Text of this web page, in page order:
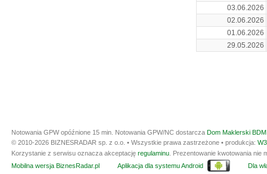
03.06.2026
02.06.2026
01.06.2026
29.05.2026
Notowania GPW opóźnione 15 min. Notowania GPW/NC dostarcza Dom Maklerski
© 2010-2026 BIZNESRADAR sp. z o.o. • Wszystkie prawa zastrzeżone • produkcja:
Korzystanie z serwisu oznacza akceptację regulaminu . Prezentowanie kwotowania
Mobilna wersja BiznesRadar.pl
Aplikacja dla systemu Android Dla